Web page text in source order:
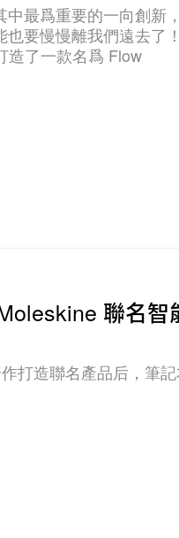
最爲重要的一向創新，
要慢慢離我們遠去了！
造了一款名爲 Flow
聯名智
打造聯名產品后，筆